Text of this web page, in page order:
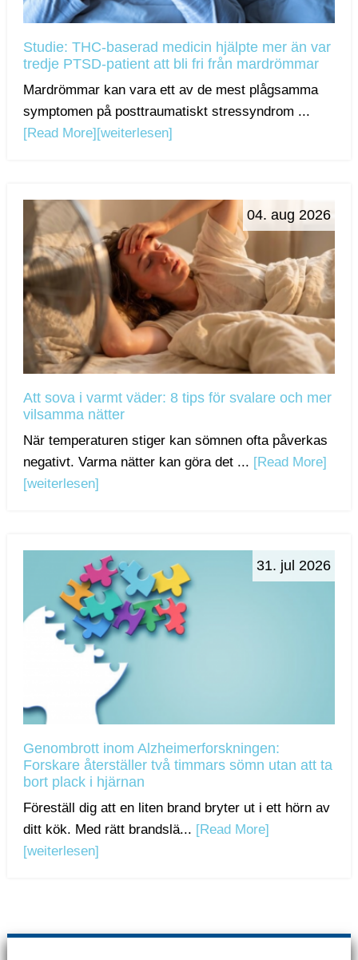
Studie: THC-baserad medicin hjälpte mer än var
tredje PTSD-patient att bli fri från mardrömmar
Mardrömmar kan vara ett av de mest plågsamma
symptomen på posttraumatiskt stressyndrom ...
[Read More] [weiterlesen]
04. aug 2026
Att sova i varmt väder: 8 tips för svalare och mer
vilsamma nätter
När temperaturen stiger kan sömnen ofta påverkas
negativt. Varma nätter kan göra det ... [Read More]
[weiterlesen]
31. jul 2026
Genombrott inom Alzheimerforskningen:
Forskare återställer två timmars sömn utan att ta
bort plack i hjärnan
Föreställ dig att en liten brand bryter ut i ett hörn av
ditt kök. Med rätt brandslä... [Read More]
[weiterlesen]